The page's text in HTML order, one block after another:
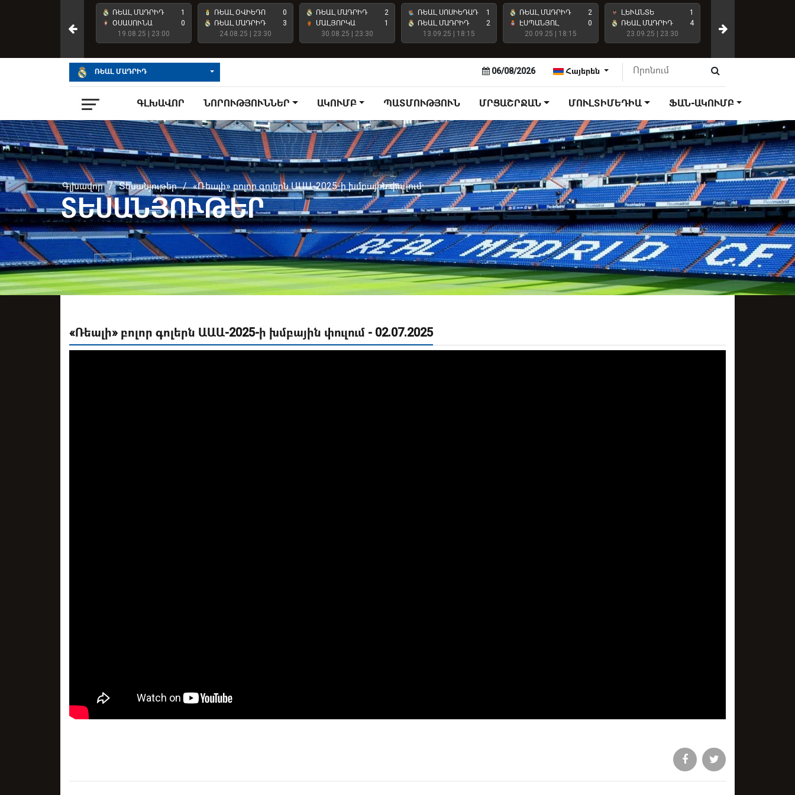
ԱՏԼԵՏԻԿ ԲԻԼԲԱՈ
ՌԵԱԼ ՄԱԴՐԻԴ
1
ՕՍԱՍՈՒՆԱ
0
19.08.25 | 23:00
ՌԵԱԼ ՕՎԻԵԴՈ
0
ՌԵԱԼ ՄԱԴՐԻԴ
3
24.08.25 | 23:30
ՌԵԱԼ ՄԱԴՐԻԴ
2
ՄԱԼՅՈՐԿԱ
1
30.08.25 | 23:30
ՌԵԱԼ ՍՈՍԻԵԴԱԴ
1
ՌԵԱԼ ՄԱԴՐԻԴ
2
13.09.25 | 18:15
ՌԵԱԼ ՄԱԴՐԻԴ
2
ԷՍՊԱՆՅՈԼ
0
20.09.25 | 18:15
ԼԵՒԱՆՏԵ
1
ՌԵԱԼ ՄԱԴՐԻԴ
4
23.09.25 | 23:30
ՌԵԱԼ ՄԱԴՐԻԴ
ՌԵԱԼ ՄԱԴՐԻԴ Հայերեն
06/08/2026
ԳԼԽԱՎՈՐ ՆՈՐՈՒԹՅՈՒՆՆԵՐ ԱԿՈՒՄԲ ՊԱՏՄՈՒԹՅՈՒՆ ՄՐՑԱՇՐՋԱՆ ՄՈՒԼՏԻՄԵԴԻԱ ՖԱՆ-ԱԿՈՒՄԲ
Գլխավոր / Տեսանյութեր / «Ռեալի» բոլոր գոլերն ԱԱԱ-2025-ի խմբային փուլում
ՏԵՍԱՆՅՈՒԹԵՐ
«Ռեալի» բոլոր գոլերն ԱԱԱ-2025-ի խմբային փուլում - 02.07.2025